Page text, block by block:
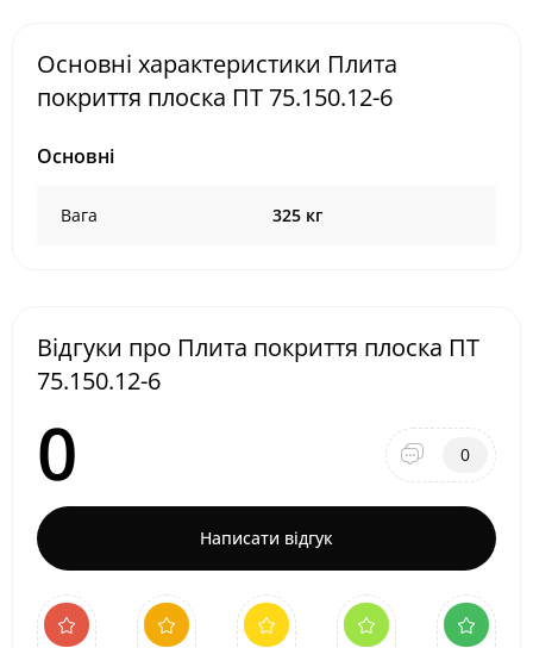
Основні характеристики Плита
покриття плоска ПТ 75.150.12-6
Основні
Вага 325 кг
Відгуки про Плита покриття плоска ПТ
75.150.12-6
0 0
Написати відгук